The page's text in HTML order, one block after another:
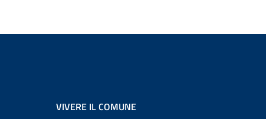
VIVERE IL COMUNE